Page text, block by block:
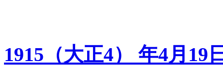
1915（大正4） 年4月19